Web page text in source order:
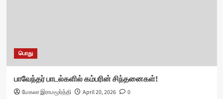
பொது
பாவேந்தர் பாடல்களில் கம்பரின் சிந்தனைகள்!
மேகலா இராமமூர்த்தி April 20, 2026 0